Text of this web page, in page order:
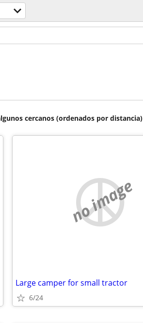
cercanos (ordenados por distancia)
no image
Large camper for small tractor
6/24